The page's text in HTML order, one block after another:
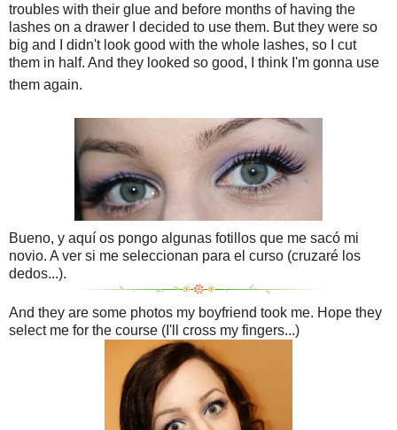
troubles with their glue and before months of having the
lashes on a drawer I decided to use them. But they were so
big and I didn't look good with the whole lashes, so I cut
them in half. And they looked so good, I think I'm gonna use
them again.
Bueno, y aquí os pongo algunas fotillos que me sacó mi
novio. A ver si me seleccionan para el curso (cruzaré los
dedos...).
And they are some photos my boyfriend took me. Hope they
select me for the course (I'll cross my fingers...)